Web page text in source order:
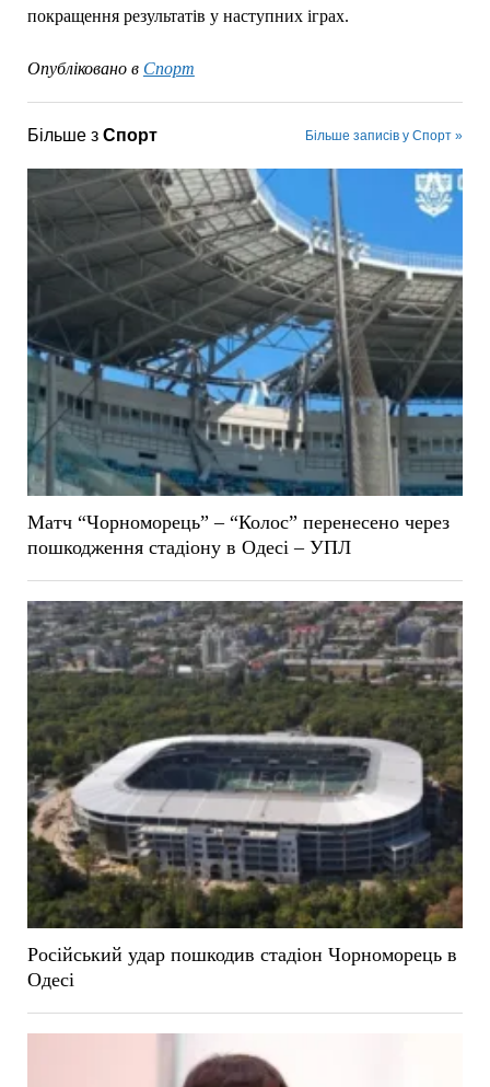
покращення результатів у наступних іграх.
Опубліковано в Спорт
Більше з Спорт Більше записів у Спорт »
Матч “Чорноморець” – “Колос” перенесено через
пошкодження стадіону в Одесі – УПЛ
Російський удар пошкодив стадіон Чорноморець в
Одесі